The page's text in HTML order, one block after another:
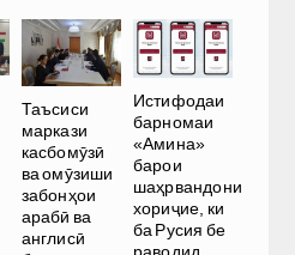
Таъсиси
маркази
касбомӯзӣ
ва омӯзиши
забонҳои
арабӣ ва
англисӣ
Истифодаи
барномаи
«Амина»
барои
шаҳрвандони
хориҷие, ки
ба Русия бе